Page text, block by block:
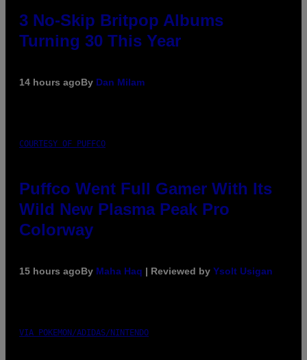
3 No-Skip Britpop Albums
Turning 30 This Year
14 hours agoBy Dan Milam
COURTESY OF PUFFCO
Puffco Went Full Gamer With Its
Wild New Plasma Peak Pro
Colorway
15 hours agoBy Maha Haq | Reviewed by Ysolt Usigan
VIA POKEMON/ADIDAS/NINTENDO